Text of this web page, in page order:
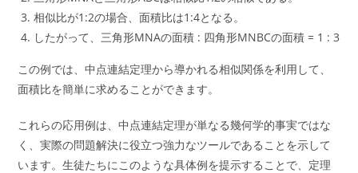
相似比が1:2の場合、面積比は1:4となる。
したがって、三角形MNAの面積 : 四角形MNBCの面積 = 1 : 3
この例では、中点連結定理から導かれる相似関係を利用して、
面積比を簡単に求めることができます。
これらの応用例は、中点連結定理が単なる幾何学的事実ではな
く、実際の問題解決に役立つ強力なツールであることを示して
います。生徒たちにこのような具体例を提示することで、定理